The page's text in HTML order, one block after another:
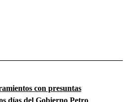
con presuntas
días del Gobierno Petro